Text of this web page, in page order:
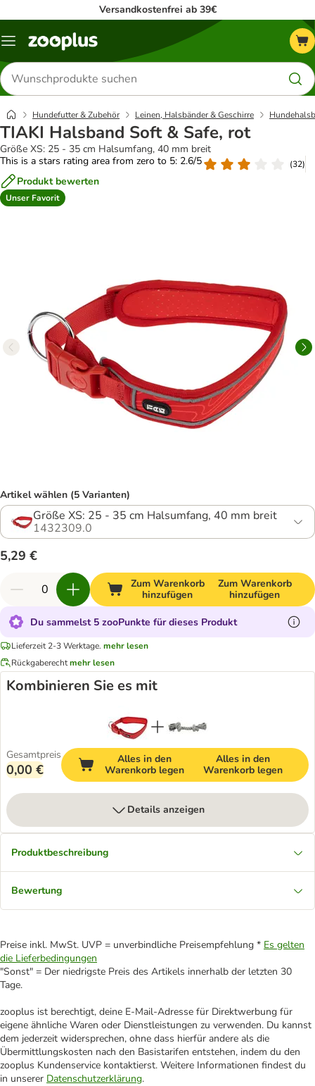
Versandkostenfrei ab 39€
Menü
Produkte
suchen
Hundefutter & Zubehör Leinen, Halsbänder & Geschirre
TIAKI Halsband Soft & Safe, rot
Größe XS: 25 - 35 cm Halsumfang, 40 mm breit
This is a stars rating area from zero to 5: 2.6/5
(32)
Produkt bewerten
Unser Favorit
Artikel wählen (5 Varianten)
Größe XS: 25 - 35 cm Halsumfang, 40 mm breit
1432309.0
5,29 €
Zum Warenkorb
hinzufügen
Zum Warenkorb
hinzufügen
Du sammelst 5 zooPunkte für dieses Produkt
Lieferzeit 2-3 Werktage. mehr lesen
Rückgaberechtmehr lesen
Kombinieren Sie es mit
Gesamtpreis
0,00 €
Alles in den
Warenkorb legen
Alles in den
Warenkorb legen
Details anzeigen
Produktbeschreibung
Bewertung
Preise inkl. MwSt. UVP = unverbindliche Preisempfehlung * Es gelten
die Lieferbedingungen
"Sonst" = Der niedrigste Preis des Artikels innerhalb der letzten 30
Tage.
zooplus ist berechtigt, deine E-Mail-Adresse für Direktwerbung für
eigene ähnliche Waren oder Dienstleistungen zu verwenden. Du kannst
dem jederzeit widersprechen, ohne dass hierfür andere als die
Übermittlungskosten nach den Basistarifen entstehen, indem du den
zooplus Kundenservice kontaktierst. Weitere Informationen findest du
in unserer Datenschutzerklärung.